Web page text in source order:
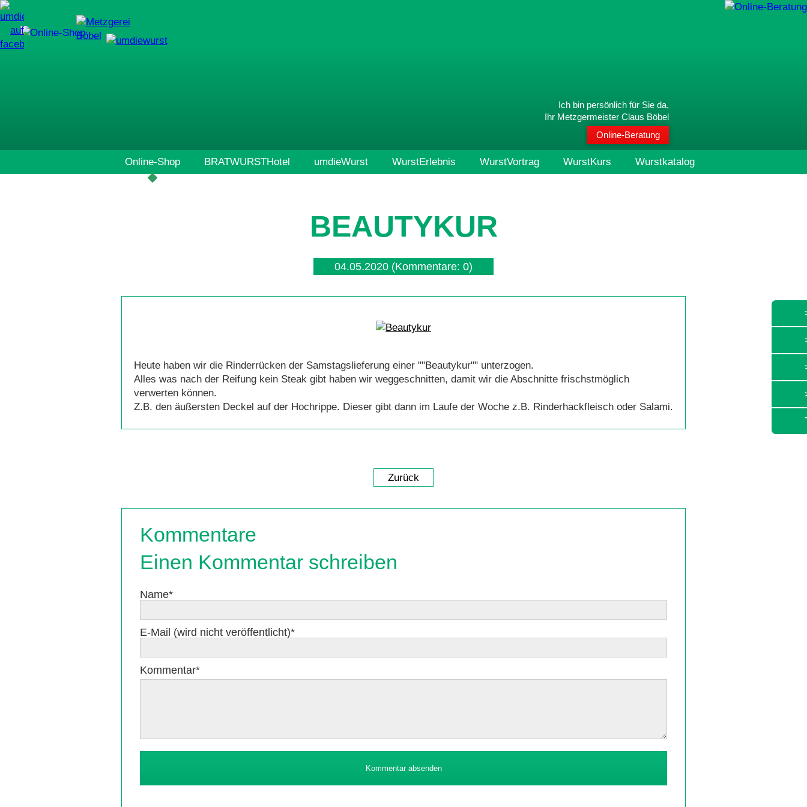
Ich bin persönlich für Sie da,
Ihr Metzgermeister Claus Böbel
Online-Beratung
Online-Shop BRATWURSTHotel umdieWurst WurstErlebnis WurstVortrag WurstKurs Wurstkatalog
BEAUTYKUR
04.05.2020 (Kommentare: 0)
Heute haben wir die Rinderrücken der Samstagslieferung einer ""Beautykur"" unterzogen.
Alles was nach der Reifung kein Steak gibt haben wir weggeschnitten, damit wir die Abschnitte frischstmöglich
verwerten können.
Z.B. den äußersten Deckel auf der Hochrippe. Dieser gibt dann im Laufe der Woche z.B. Rinderhackfleisch oder Salami.
Zurück
Kommentare
Einen Kommentar schreiben
Pflichtfeld
Name*
Pflichtfeld
E-Mail (wird nicht veröffentlicht)*
Pflichtfeld
Kommentar*
Kommentar absenden